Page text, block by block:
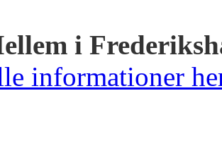
i
informationer